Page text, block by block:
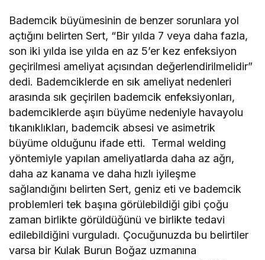
Bademcik büyümesinin de benzer sorunlara yol
açtığını belirten Sert, “Bir yılda 7 veya daha fazla,
son iki yılda ise yılda en az 5’er kez enfeksiyon
geçirilmesi ameliyat açısından değerlendirilmelidir”
dedi. Bademciklerde en sık ameliyat nedenleri
arasında sık geçirilen bademcik enfeksiyonları,
bademciklerde aşırı büyüme nedeniyle havayolu
tıkanıklıkları, bademcik absesi ve asimetrik
büyüme olduğunu ifade etti. Termal welding
yöntemiyle yapılan ameliyatlarda daha az ağrı,
daha az kanama ve daha hızlı iyileşme
sağlandığını belirten Sert, geniz eti ve bademcik
problemleri tek başına görülebildiği gibi çoğu
zaman birlikte görüldüğünü ve birlikte tedavi
edilebildiğini vurguladı. Çocuğunuzda bu belirtiler
varsa bir Kulak Burun Boğaz uzmanına